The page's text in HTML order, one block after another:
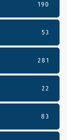
190
53
281
22
83